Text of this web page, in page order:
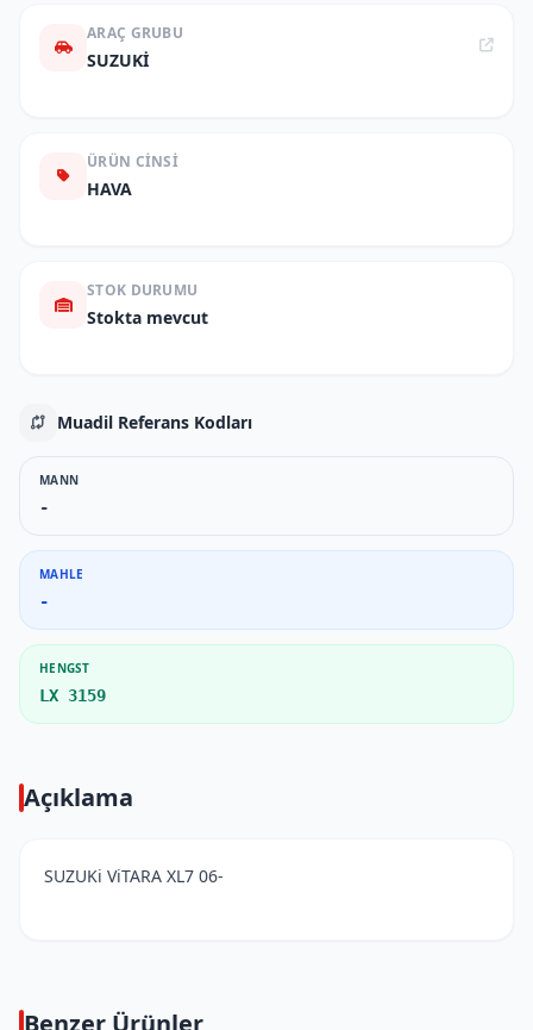
ARAÇ GRUBU
SUZUKİ
ÜRÜN CINSI
HAVA
STOK DURUMU
Stokta mevcut
Muadil Referans Kodları
MANN
-
MAHLE
-
HENGST
LX 3159
Açıklama
SUZUKi ViTARA XL7 06-
Benzer Ürünler